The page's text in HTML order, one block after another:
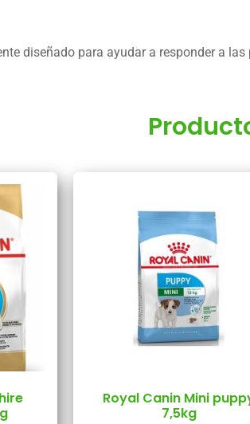
diseñado para ayudar a responder a
Royal Canin Mini
7,5kg